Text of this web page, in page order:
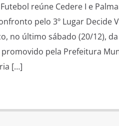
reúne Cedere I e
pelo 3º Lugar Decide
no último sábado (20/12),
pela Prefeitura
[…]